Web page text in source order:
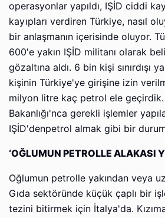
operasyonlar yapıldı, IŞİD ciddi
kayıpları verdiren Türkiye, nasıl
bir anlaşmanın içerisinde oluyor.
600'e yakın IŞİD militanı olarak
gözaltına aldı. 6 bin kişi sınırdışı
kişinin Türkiye'ye girişine izin
milyon litre kaç petrol ele
Bakanlığı'nca gerekli işlemler
IŞİD'denpetrol almak gibi bir
‘OĞLUMUN PETROLLE ALAKASI
Oğlumun petrolle yakından veya
Gıda sektöründe küçük çaplı bir
tezini bitirmek için İtalya'da.